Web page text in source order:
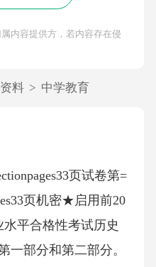
内容提供方，若内容存在侵
料 > 中学教育
页试卷第=
页机密★启用前20
平合格性考试历史
一部分和第二部分。